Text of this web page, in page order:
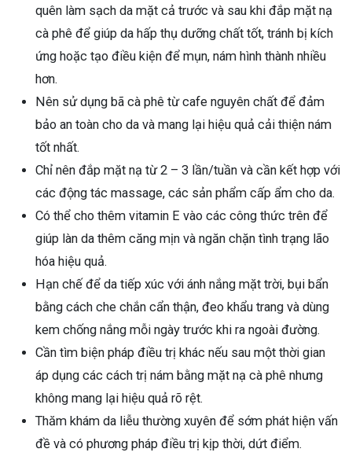
quên làm sạch da mặt cả trước và sau khi đắp mặt nạ
cà phê để giúp da hấp thụ dưỡng chất tốt, tránh bị kích
ứng hoặc tạo điều kiện để mụn, nám hình thành nhiều
hơn.
Nên sử dụng bã cà phê từ cafe nguyên chất để đảm
bảo an toàn cho da và mang lại hiệu quả cải thiện nám
tốt nhất.
Chỉ nên đắp mặt nạ từ 2 – 3 lần/tuần và cần kết hợp với
các động tác massage, các sản phẩm cấp ẩm cho da.
Có thể cho thêm vitamin E vào các công thức trên để
giúp làn da thêm căng mịn và ngăn chặn tình trạng lão
hóa hiệu quả.
Hạn chế để da tiếp xúc với ánh nắng mặt trời, bụi bẩn
bằng cách che chắn cẩn thận, đeo khẩu trang và dùng
kem chống nắng mỗi ngày trước khi ra ngoài đường.
Cần tìm biện pháp điều trị khác nếu sau một thời gian
áp dụng các cách trị nám bằng mặt nạ cà phê nhưng
không mang lại hiệu quả rõ rệt.
Thăm khám da liễu thường xuyên để sớm phát hiện vấn
đề và có phương pháp điều trị kịp thời, dứt điểm.